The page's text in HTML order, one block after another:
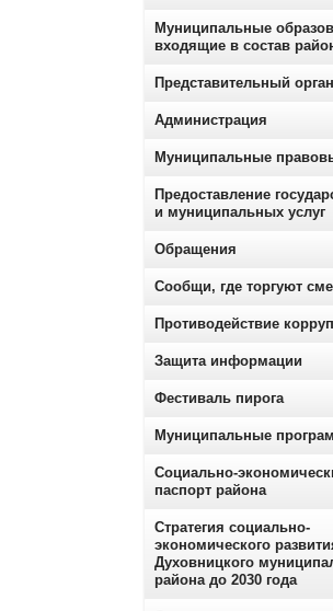
Муниципальные
входящие в состав
Представительный орган
Администрация
Муниципальные
Предоставление
и муниципальных услуг
Обращения
Сообщи, где торгуют
Противодействие
Защита информации
Фестиваль пирога
Муниципальные
Социально-
паспорт района
Стратегия социально-
экономического
Духовницкого
района до 2030 года